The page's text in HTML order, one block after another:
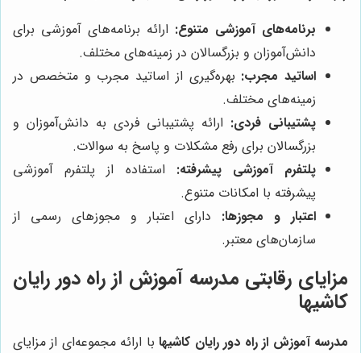
برنامه‌های آموزشی متنوع: ارائه برنامه‌های آموزشی برای
دانش‌آموزان و بزرگسالان در زمینه‌های مختلف.
اساتید مجرب: بهره‌گیری از اساتید مجرب و متخصص در
زمینه‌های مختلف.
پشتیبانی فردی: ارائه پشتیبانی فردی به دانش‌آموزان و
بزرگسالان برای رفع مشکلات و پاسخ به سوالات.
پلتفرم آموزشی پیشرفته: استفاده از پلتفرم آموزشی
پیشرفته با امکانات متنوع.
اعتبار و مجوزها: دارای اعتبار و مجوزهای رسمی از
سازمان‌های معتبر.
مزایای رقابتی مدرسه آموزش از راه دور رایان
کاشیها
مدرسه آموزش از راه دور رایان کاشیهابا ارائه مجموعه‌ای از مزایای